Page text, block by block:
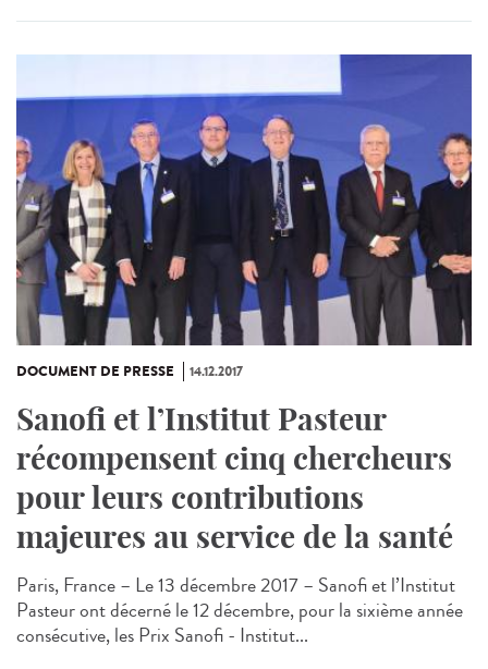
DOCUMENT DE PRESSE 14.12.2017
Sanofi et l’Institut Pasteur
récompensent cinq chercheurs
pour leurs contributions
majeures au service de la santé
Paris, France – Le 13 décembre 2017 – Sanofi et l’Institut
Pasteur ont décerné le 12 décembre, pour la sixième année
consécutive, les Prix Sanofi - Institut...